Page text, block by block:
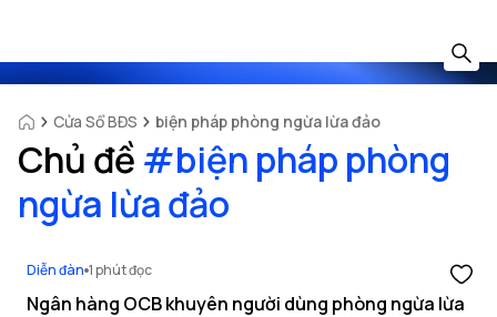
Cửa Sổ BĐS biện pháp phòng ngừa lừa đảo
Chủ đề #biện pháp phòng
ngừa lừa đảo
Diễn đàn 1 phút đọc
Ngân hàng OCB khuyên người dùng phòng ngừa lừa